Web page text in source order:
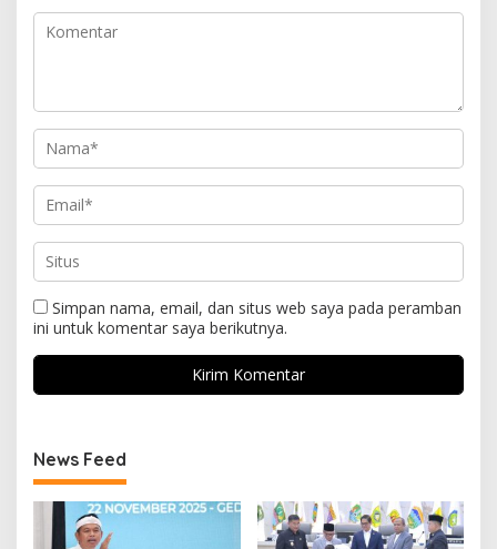
Simpan nama, email, dan situs web saya pada peramban
ini untuk komentar saya berikutnya.
News Feed